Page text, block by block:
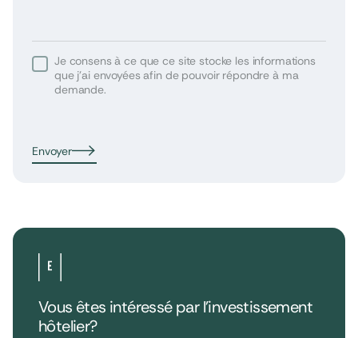
Je consens à ce que ce site stocke les informations
que j’ai envoyées afin de pouvoir répondre à ma
demande.
Envoyer
Vous êtes intéressé par l’investissement
hôtelier?